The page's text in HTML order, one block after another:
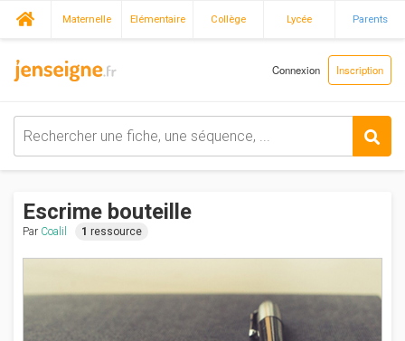
Maternelle Elémentaire Collège Lycée Parents
Connexion Inscription
Escrime bouteille
Par Coalil 1 ressource